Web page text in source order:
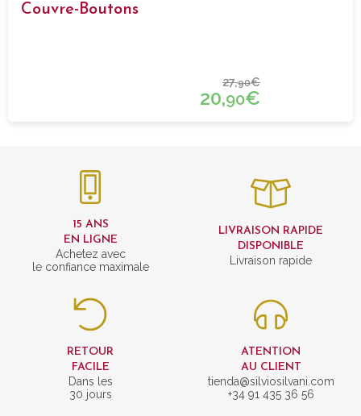
Couvre-Boutons
27,90€
20,90€
15 ANS
EN LIGNE
Achetez avec
le confiance maximale
LIVRAISON RAPIDE
DISPONIBLE
Livraison rapide
RETOUR
FACILE
Dans les
30 jours
ATENTION
AU CLIENT
tienda@silviosilvani.com
+34 91 435 36 56